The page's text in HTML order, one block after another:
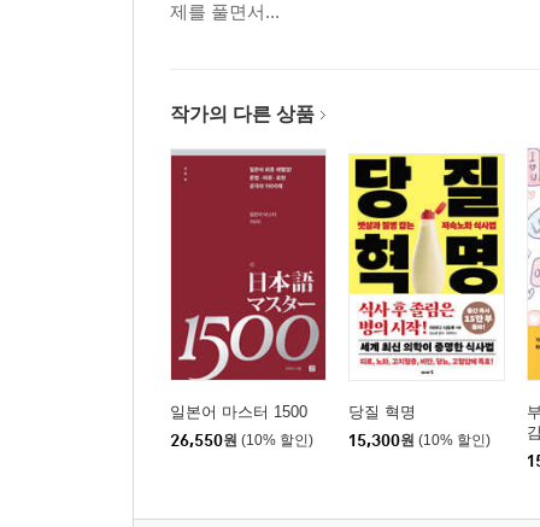
제를 풀면서...
작가의 다른 상품
일본어 마스터 1500
26,550원 (10% 할인)
당질 혁명
15,300원 (10% 할인)